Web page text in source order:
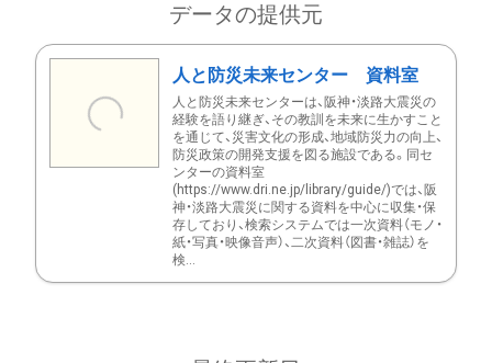
データの提供元
人と防災未来センター 資料室
人と防災未来センターは、阪神・淡路大震災の
経験を語り継ぎ、その教訓を未来に生かすこと
を通じて、災害文化の形成、地域防災力の向上、
防災政策の開発支援を図る施設である。同セ
ンターの資料室
(https://www.dri.ne.jp/library/guide/)では、阪
神・淡路大震災に関する資料を中心に収集・保
存しており、検索システムでは一次資料（モノ・
紙・写真・映像音声）、二次資料（図書・雑誌）を
検...